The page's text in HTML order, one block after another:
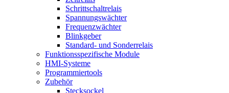
Schrittschaltrelais
Spannungswächter
Frequenzwächter
Blinkgeber
Standard- und Sonderrelais
Funktionsspezifische Module
HMI-Systeme
Programmiertools
Zubehör
Stecksockel